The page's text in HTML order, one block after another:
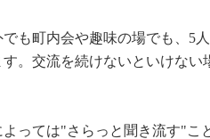
も町内会や趣味の場でも、5
。交流を続けないといけない
っては"さらっと聞き流す"こ